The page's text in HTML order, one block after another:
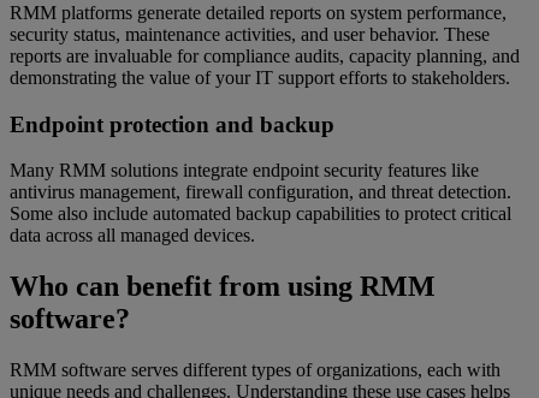
RMM platforms generate detailed reports on system performance,
security status, maintenance activities, and user behavior. These
reports are invaluable for compliance audits, capacity planning, and
demonstrating the value of your IT support efforts to stakeholders.
Endpoint protection and backup
Many RMM solutions integrate endpoint security features like
antivirus management, firewall configuration, and threat detection.
Some also include automated backup capabilities to protect critical
data across all managed devices.
Who can benefit from using RMM
software?
RMM software serves different types of organizations, each with
unique needs and challenges. Understanding these use cases helps